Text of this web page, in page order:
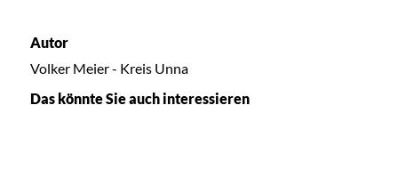
Autor
Volker Meier - Kreis Unna
Das könnte Sie auch interessieren